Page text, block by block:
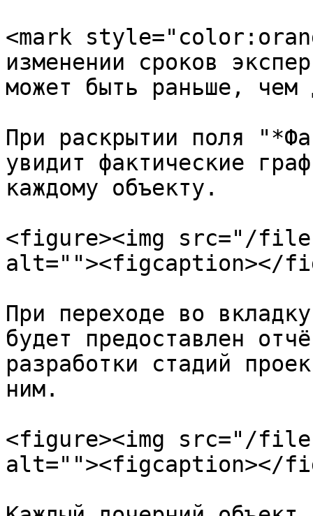
<mark
изменении сроков
может быть раньше, чем
При раскрытии поля
увидит фактические
каждому объекту.
<figure><img src="/files/
alt=""><figcaption></
При переходе во
будет предоставлен
разработки стадий
ним.
<figure><img src="/files/
alt=""><figcaption></